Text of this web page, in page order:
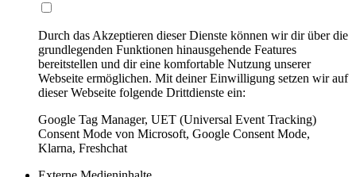
Durch das Akzeptieren dieser Dienste können wir dir über die
grundlegenden Funktionen hinausgehende Features
bereitstellen und dir eine komfortable Nutzung unserer
Webseite ermöglichen. Mit deiner Einwilligung setzen wir auf
dieser Webseite folgende Drittdienste ein:
Google Tag Manager, UET (Universal Event Tracking)
Consent Mode von Microsoft, Google Consent Mode,
Klarna, Freshchat